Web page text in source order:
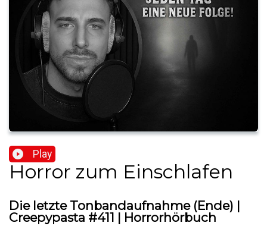
Play
Horror zum Einschlafen
Die letzte Tonbandaufnahme (Ende) |
Creepypasta #411 | Horrorhörbuch